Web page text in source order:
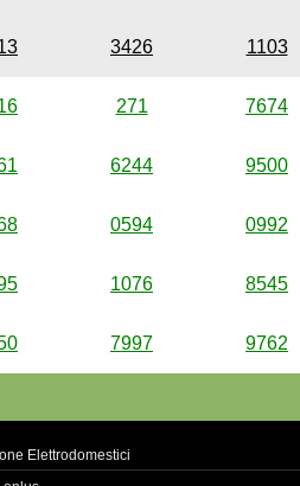
3426 1103
271 7674
6244 9500
0594 0992
1076 8545
7997 9762
Elettrodomestici